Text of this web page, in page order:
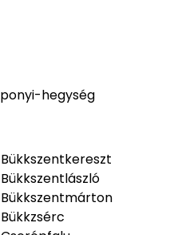
hegység
Bükkszentkereszt
Bükkszentlászló
Bükkszentmárton
Bükkzsérc